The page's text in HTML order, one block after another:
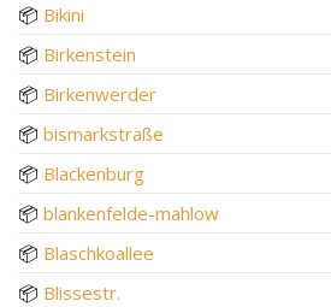
📦 Bikini
📦 Birkenstein
📦 Birkenwerder
📦 bismarkstraße
📦 Blackenburg
📦 blankenfelde-mahlow
📦 Blaschkoallee
📦 Blissestr.